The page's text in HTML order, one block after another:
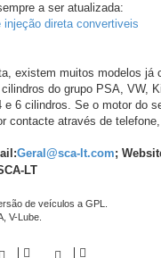
a ser atualizada:
injeção direta convertiveis
existem muitos modelos já
do grupo PSA, VW,
e 6 cilindros. Se o motor do
contacte através de
Geral@sca-lt.com;
LT
de veículos a GPL.
V-Lube.